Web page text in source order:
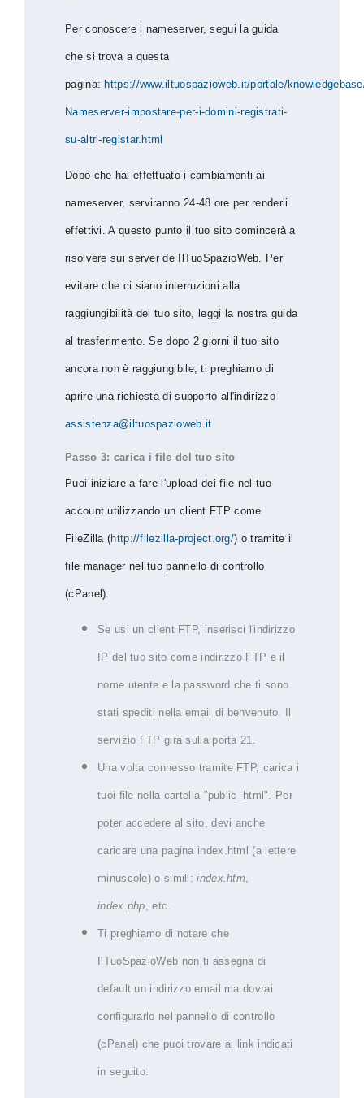
Per conoscere i nameserver, segui la guida
che si trova a questa
pagina: https://www.iltuospazioweb.it/portale/
Nameserver-impostare-per-i-domini-registrati-
su-altri-registar.html
Dopo che hai effettuato i cambiamenti ai
nameserver, serviranno 24-48 ore per renderli
effettivi. A questo punto il tuo sito comincerà a
risolvere sui server de IlTuoSpazioWeb. Per
evitare che ci siano interruzioni alla
raggiungibilità del tuo sito, leggi la nostra guida
al trasferimento. Se dopo 2 giorni il tuo sito
ancora non è raggiungibile, ti preghiamo di
aprire una richiesta di supporto all'indirizzo
assistenza@iltuospazioweb.it
Passo 3: carica i file del tuo sito
Puoi iniziare a fare l'upload dei file nel tuo
account utilizzando un client FTP come
FileZilla (http://filezilla-project.org/) o tramite il
file manager nel tuo pannello di controllo
(cPanel).
Se usi un client FTP, inserisci l'indirizzo
IP del tuo sito come indirizzo FTP e il
nome utente e la password che ti sono
stati spediti nella email di benvenuto. Il
servizio FTP gira sulla porta 21.
Una volta connesso tramite FTP, carica i
tuoi file nella cartella "public_html". Per
poter accedere al sito, devi anche
caricare una pagina index.html (a lettere
minuscole) o simili:index.htm,
index.php, etc.
Ti preghiamo di notare che
IlTuoSpazioWeb non ti assegna di
default un indirizzo email ma dovrai
configurarlo nel pannello di controllo
(cPanel) che puoi trovare ai link indicati
in seguito.